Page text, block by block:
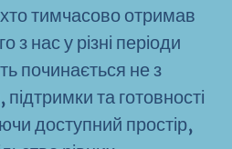
тимчасово отримав
з нас у різні періоди
починається не з
та готовності
доступний простір,